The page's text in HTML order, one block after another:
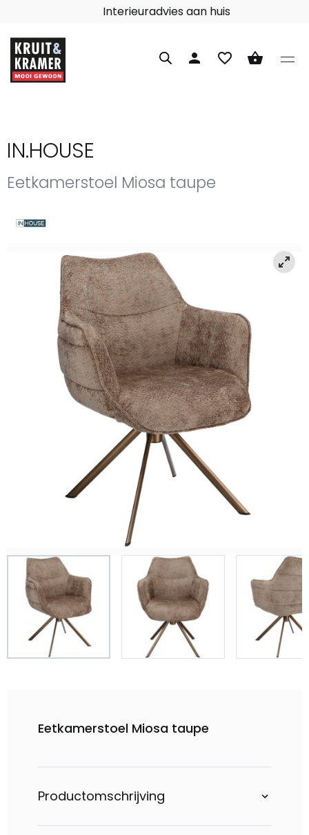
Interieuradvies aan huis
person favorite_border shopping_basket
IN.HOUSE
Eetkamerstoel Miosa taupe
Eetkamerstoel Miosa taupe
Productomschrijving